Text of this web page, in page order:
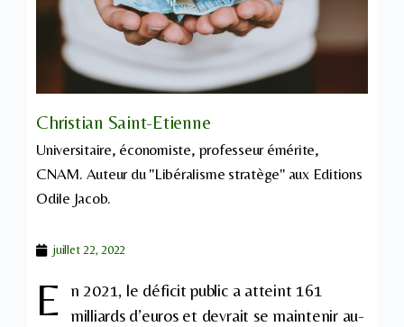
Christian Saint-Etienne
Universitaire, économiste, professeur émérite,
CNAM. Auteur du "Libéralisme stratège" aux Editions
Odile Jacob.
juillet 22, 2022
E
n 2021, le déficit public a atteint 161
milliards d’euros et devrait se maintenir au-